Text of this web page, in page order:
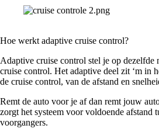
Hoe werkt adaptive cruise control?
Adaptive cruise control stel je op dezelfde
cruise control. Het adaptive deel zit ‘m in
de cruise control, van de afstand en
Remt de auto voor je af dan remt jouw
zorgt het systeem voor voldoende afstand
voorgangers.